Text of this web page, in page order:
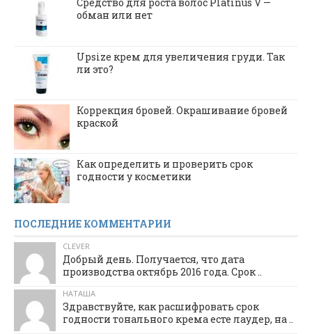
Средство для роста волос Platinus V —
обман или нет
Upsize крем для увеличения груди. Так
ли это?
Коррекция бровей. Окрашивание бровей
краской
Как определить и проверить срок
годности у косметики
ПОСЛЕДНИЕ КОММЕНТАРИИ
CLEVER
Добрый день. Получается, что дата
производства октябрь 2016 года. Срок ..
НАТАША
Здравствуйте, как расшифровать срок
годности тонального крема есте лаудер, на ..